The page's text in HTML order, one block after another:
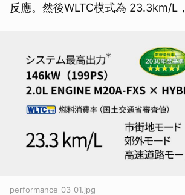
反應。然後WLTC模式為 23.3km/L，
performance_03_01.jpg